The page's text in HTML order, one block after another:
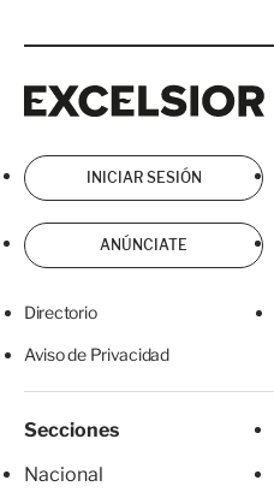
INICIAR SESIÓN
ANÚNCIATE
Directorio
Aviso de Privacidad
Secciones
Nacional